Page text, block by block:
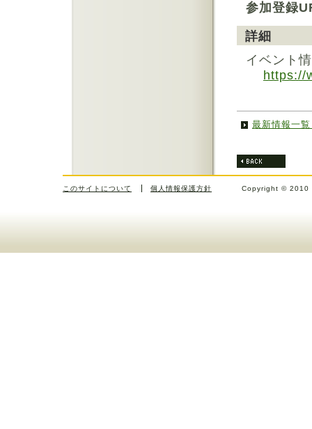
参加登録
詳細
イベント
https://
最新情報一
このサイトについて 個人情報保護方針 Copyright © 2010